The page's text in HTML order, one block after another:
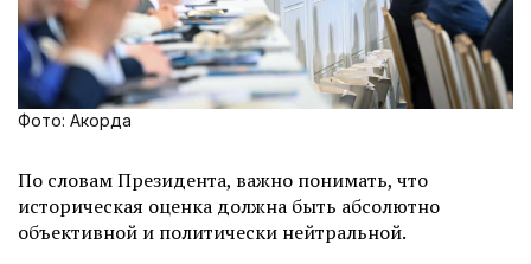
Фото: Акорда
По словам Президента, важно понимать, что
историческая оценка должна быть абсолютно
объективной и политически нейтральной.